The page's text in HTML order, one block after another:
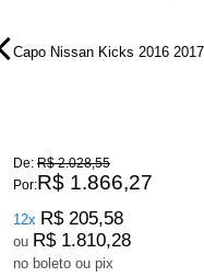
Capo Nissan Kicks 2016
De: R$ 2.028,55
Por:R$ 1.866,27
12x R$ 205,58
ou R$ 1.810,28
no boleto ou pix